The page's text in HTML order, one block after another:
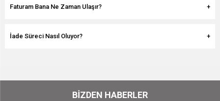
Faturam Bana Ne Zaman Ulaşır?
İade Süreci Nasıl Oluyor?
BIZDEN HABERLER